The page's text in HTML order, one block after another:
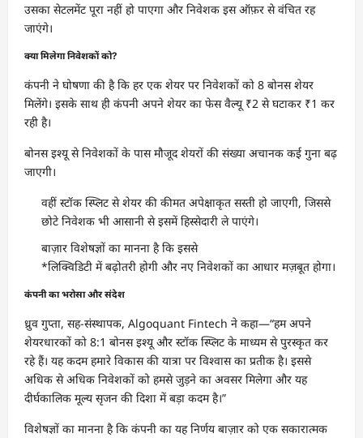
उसका सेटलमेंट पूरा नहीं हो पाएगा और निवेशक इस ऑफ़र से वंचित रह
जाएंगे।
क्या मिलेगा निवेशकों को?
कंपनी ने घोषणा की है कि हर एक शेयर पर निवेशकों को 8 बोनस शेयर
मिलेंगे। इसके साथ ही कंपनी अपने शेयर का फेस वैल्यू ₹2 से घटाकर ₹1 कर
रही है।
बोनस इश्यू से निवेशकों के पास मौजूद शेयरों की संख्या अचानक कई गुना बढ़
जाएगी।
वहीं स्टॉक स्प्लिट से शेयर की कीमत अपेक्षाकृत सस्ती हो जाएगी, जिससे
छोटे निवेशक भी आसानी से इसमें हिस्सेदारी ले पाएंगे।
बाज़ार विशेषज्ञों का मानना है कि इससे
*लिक्विडिटी में बढ़ोतरी होगी और नए निवेशकों का आधार मज़बूत होगा।
कंपनी का भरोसा और संदेश
ध्रुव गुप्ता, सह-संस्थापक, Algoquant Fintech ने कहा—“हम अपने
शेयरधारकों को 8:1 बोनस इश्यू और स्टॉक स्प्लिट के माध्यम से पुरस्कृत कर
रहे हैं। यह कदम हमारे विकास की यात्रा पर विश्वास का प्रतीक है। इससे
अधिक से अधिक निवेशकों को हमसे जुड़ने का अवसर मिलेगा और यह
दीर्घकालिक मूल्य सृजन की दिशा में बड़ा कदम है।”
विशेषज्ञों का मानना है कि कंपनी का यह निर्णय बाज़ार को एक सकारात्मक